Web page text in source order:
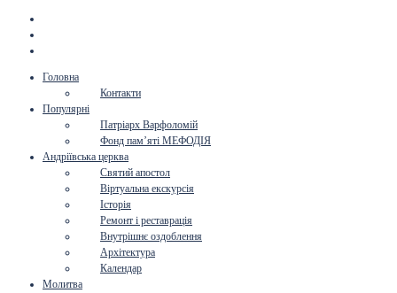
Головна
Контакти
Популярні
Патріарх Варфоломій
Фонд пам’яті МЕФОДІЯ
Андріївська церква
Святий апостол
Віртуальна екскурсія
Історія
Ремонт і реставрація
Внутрішнє оздоблення
Архітектура
Календар
Молитва